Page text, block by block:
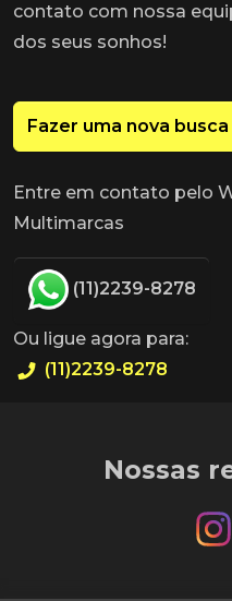
contato com nossa
dos seus sonhos!
Fazer uma nova busca
Entre em contato pelo
Multimarcas
(11)2239-8278
Ou ligue agora para:
(11)2239-8278
Nossas